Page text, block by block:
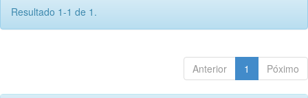
Resultado 1-1 de 1.
Anterior 1 Póximo